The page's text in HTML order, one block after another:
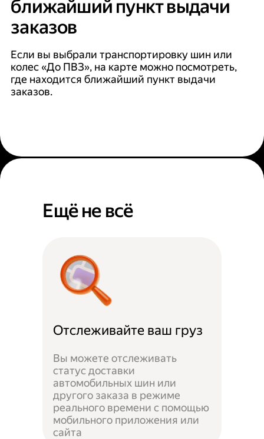
ближайший пункт выдачи
заказов
Если вы выбрали транспортировку шин или
колес «До ПВЗ», на карте можно посмотреть,
где находится ближайший пункт выдачи
заказов.
Ещё не всё
Отслеживайте ваш груз
Вы можете отслеживать
статус доставки
автомобильных шин или
другого заказа в режиме
реального времени с помощью
мобильного приложения или
сайта